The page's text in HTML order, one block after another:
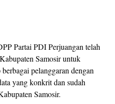
Partai PDI Perjuangan telah
Samosir untuk
pelanggaran dengan
yang konkrit dan sudah
Samosir.